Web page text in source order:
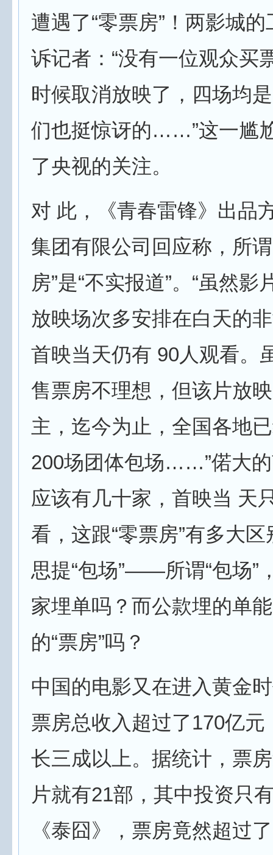
遭遇了“零票房”！两影城
诉记者：“没有一位观众买
时候取消放映了，四场均
们也挺惊讶的……”这一尴
了央视的关注。
对 此，《青春雷锋》出品
集团有限公司回应称，所
房”是“不实报道”。“虽然影
放映场次多安排在白天的
首映当天仍有 90人观看。
售票房不理想，但该片放
主，迄今为止，全国各地
200场团体包场……”偌大
应该有几十家，首映当 天
看，这跟“零票房”有多大
思提“包场”——所谓“包场”
家埋单吗？而公款埋的单
的“票房”吗？
中国的电影又在进入黄金
票房总收入超过了170亿元
长三成以上。据统计，票
片就有21部，其中投资只
《泰囧》，票房竟然超过